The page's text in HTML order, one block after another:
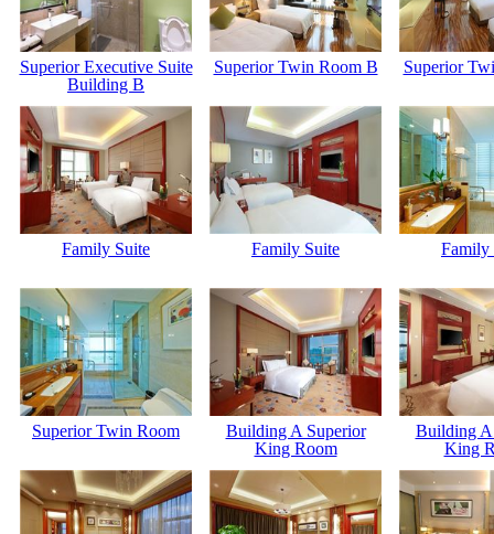
Superior Executive Suite
Building B
Superior Twin Room B Superior
Family Suite Family Suite Family
Superior Twin Room
Building A Superior
King Room
Building A
King